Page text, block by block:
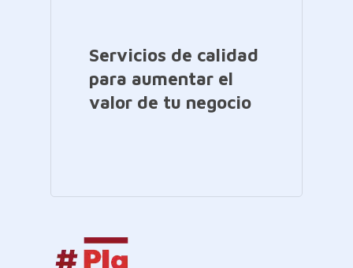
Servicios de calidad
para aumentar el
valor de tu negocio